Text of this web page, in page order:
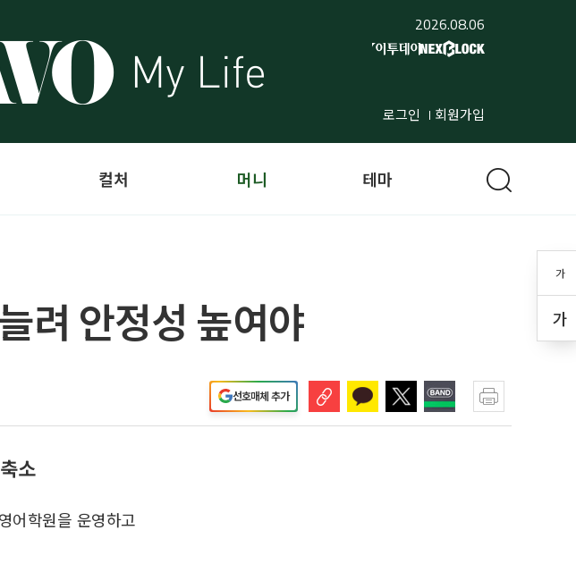
2026.08.06
로그인 회원가입
가
가
컬처 머니 테마
려 안정성 높여야
선호매체 추가
소
어학원을 운영하고